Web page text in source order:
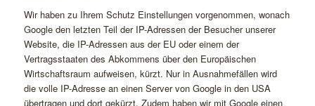
Wir haben zu Ihrem Schutz Einstellungen vorgenommen, wonach
Google den letzten Teil der IP-Adressen der Besucher unserer
Website, die IP-Adressen aus der EU oder einem der
Vertragsstaaten des Abkommens über den Europäischen
Wirtschaftsraum aufweisen, kürzt. Nur in Ausnahmefällen wird
die volle IP-Adresse an einen Server von Google in den USA
übertragen und dort gekürzt. Zudem haben wir mit Google einen